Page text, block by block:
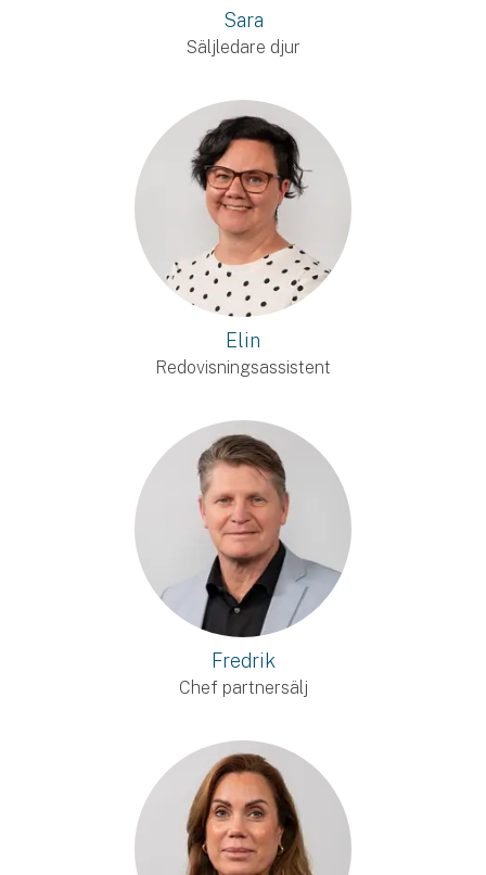
Sara
Säljledare djur
Elin
Redovisningsassistent
Fredrik
Chef partnersälj